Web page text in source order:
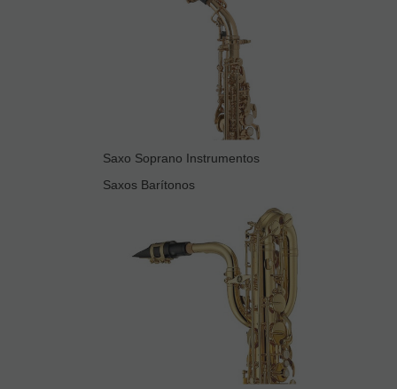
Saxo Soprano Instrumentos
Saxos Barítonos